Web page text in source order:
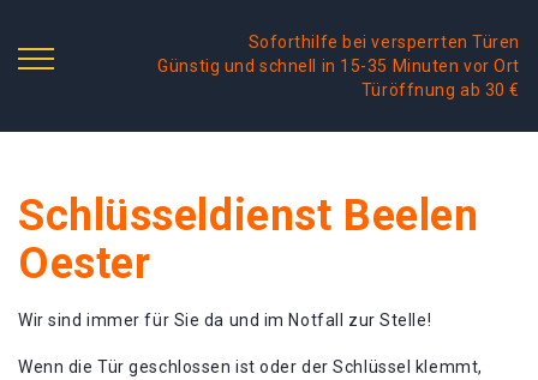
Soforthilfe bei versperrten Türen
Günstig und schnell in 15-35 Minuten vor Ort
Türöffnung ab 30 €
Schlüsseldienst Beelen
Oester
Wir sind immer für Sie da und im Notfall zur Stelle!
Wenn die Tür geschlossen ist oder der Schlüssel klemmt,